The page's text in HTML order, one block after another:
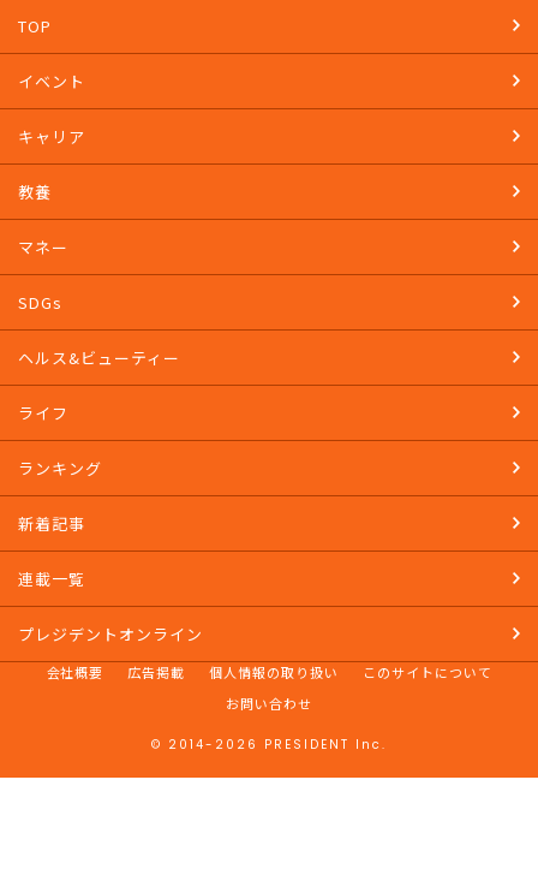
TOP
イベント
キャリア
教養
マネー
SDGs
ヘルス&ビューティー
ライフ
ランキング
新着記事
連載一覧
プレジデントオンライン
会社概要 広告掲載 個人情報の取り扱い
このサイトについて
お問い合わせ
© 2014-2026 PRESIDENT Inc.